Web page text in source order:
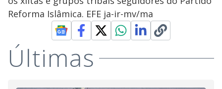
Reforma Islâmica. EFE ja-ir-mv/ma
Últimas